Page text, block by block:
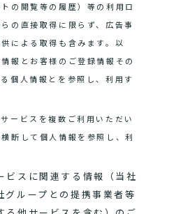
の閲覧等の履歴）等の利用ロ
の直接取得に限らず、広告事
による取得も含みます。以
報とお客様のご登録情報その
個人情報とを参照し、利用す
ービスを複数ご利用いただい
断して個人情報を参照し、利
ビスに関連する情報（当社
グループとの提携事業者等